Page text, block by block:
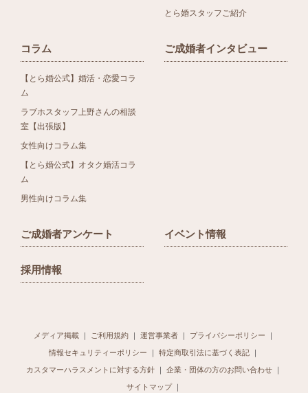
とら婚スタッフご紹介
コラム
【とら婚公式】婚活・恋愛コラ
ム
ラブホスタッフ上野さんの相談
室【出張版】
女性向けコラム集
【とら婚公式】オタク婚活コラ
ム
男性向けコラム集
ご成婚者インタビュー
ご成婚者アンケート イベント情報
採用情報
メディア掲載 ご利用規約 運営事業者
プライバシーポリシー
情報セキュリティーポリシー
特定商取引法に基づく表記
カスタマーハラスメントに対する方針
企業・団体の方のお問い合わせ
サイトマップ